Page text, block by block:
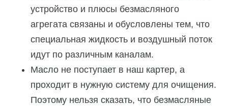
устройство и плюсы безмасляного
агрегата связаны и обусловлены тем, что
специальная жидкость и воздушный поток
идут по различным каналам.
Масло не поступает в наш картер, а
проходит в нужную систему для очищения.
Поэтому нельзя сказать, что безмасляные